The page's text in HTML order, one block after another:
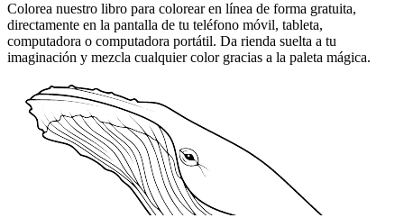
Colorea nuestro libro para colorear en línea de forma gratuita,
directamente en la pantalla de tu teléfono móvil, tableta,
computadora o computadora portátil. Da rienda suelta a tu
imaginación y mezcla cualquier color gracias a la paleta mágica.